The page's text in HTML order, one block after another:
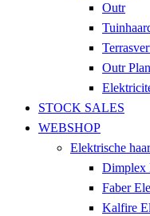
Outr
Outr
STOCK SALES
WEBSHOP
Elektrische
Dimplex
Faber
Kalfire